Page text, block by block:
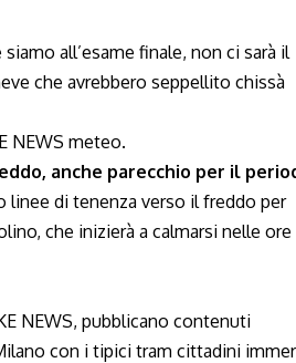
all’esame finale, non ci sarà il
che avrebbero seppellito chissà
NEWS meteo.
anche parecchio per il
di tenenza verso il freddo per
che inizierà a calmarsi nelle ore
NEWS, pubblicano contenuti
con i tipici tram cittadini